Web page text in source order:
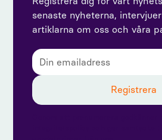
senaste nyheterna,
artiklarna om oss och våra